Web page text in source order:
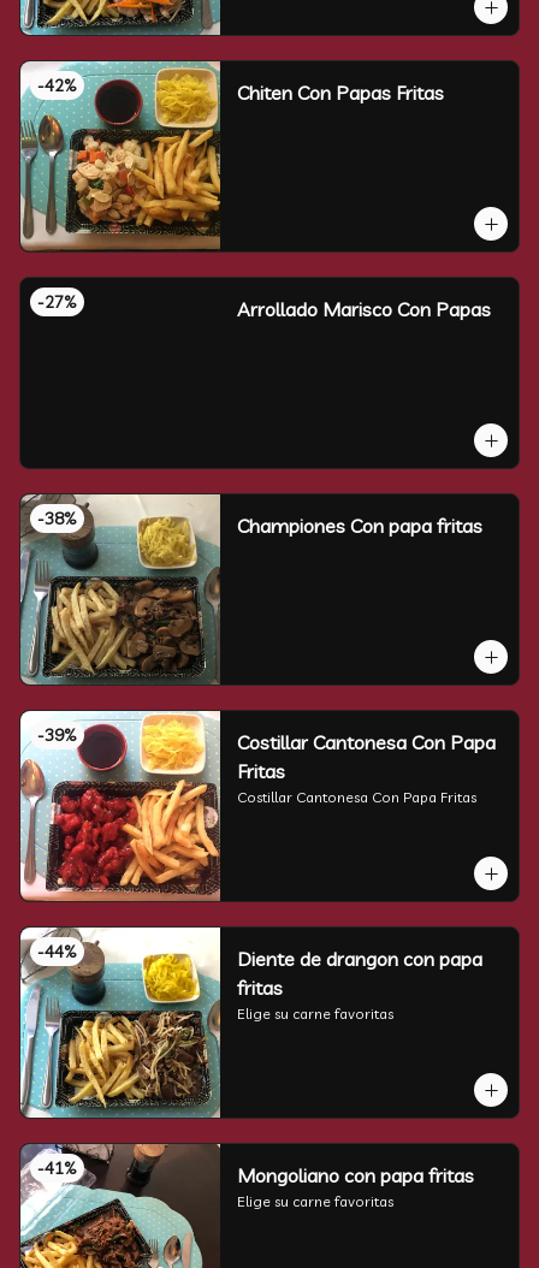
-42% Chiten Con Papas Fritas
-27% Arrollado Marisco Con Papas
-38% Championes Con papa fritas
-39%
Costillar Cantonesa Con Papa
Fritas
Costillar Cantonesa Con Papa Fritas
-44%
Diente de drangon con papa
fritas
Elige su carne favoritas
-41% Mongoliano con papa fritas
Elige su carne favoritas